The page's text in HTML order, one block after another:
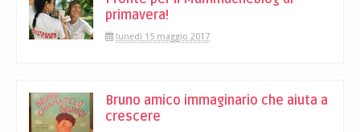
primavera!
lunedì 15 maggio 2017
Bruno amico immaginario che aiuta a
crescere